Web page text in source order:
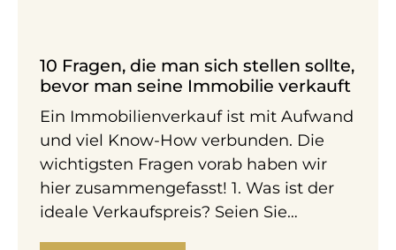
10 Fragen, die man sich stellen sollte,
bevor man seine Immobilie verkauft
Ein Immobilienverkauf ist mit Aufwand
und viel Know-​How verbunden. Die
wichtigsten Fragen vorab haben wir
hier zusammengefasst! 1. Was ist der
ideale Verkaufspreis? Seien Sie…